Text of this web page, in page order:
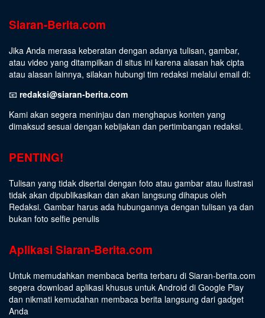
Siaran-Berita.com
Jika Anda merasa keberatan dengan adanya tulisan, gambar,
atau video yang ditampilkan di situs ini karena alasan hak cipta
atau alasan lainnya, silakan hubungi tim redaksi melalui email di:
📧 redaksi@siaran-berita.com
Kami akan segera meninjau dan menghapus konten yang
dimaksud sesuai dengan kebijakan dan pertimbangan redaksi.
PENTING!
Tulisan yang tidak disertai dengan foto atau gambar atau ilustrasi
tidak akan dipublikasikan dan akan langsung dihapus oleh
Redaksi. Gambar harus ada hubungannya dengan tulisan ya dan
bukan foto selfie penulis
Aplikasi Siaran-Berita.com
Untuk memudahkan membaca berita terbaru di Siaran-berita.com
segera download aplikasi khusus untuk Android di Google Play
dan nikmati kemudahan membaca berita langsung dari gadget
Anda